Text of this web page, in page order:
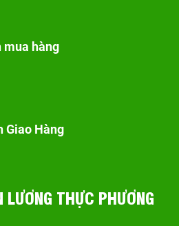
mua hàng
Giao Hàng
THỰC PHƯƠNG